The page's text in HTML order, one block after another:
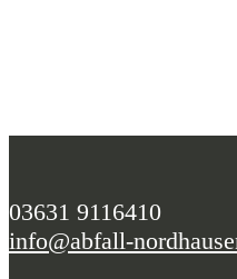
03631 9116410
info@abfall-